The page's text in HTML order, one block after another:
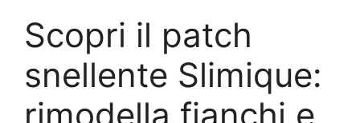
Scopri il patch
snellente Slimique:
rimodella fianchi e